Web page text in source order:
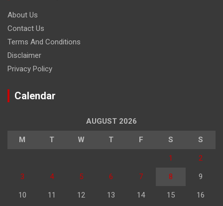
About Us
Contact Us
Terms And Conditions
Disclaimer
Privacy Policy
Calendar
AUGUST 2026
M T W T F S S
1 2
3 4 5 6 7 8 9
10 11 12 13 14 15 16